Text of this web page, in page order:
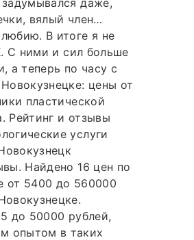
вялый член…
В итоге я не
С ними и сил больше
а теперь по часу с
цены от
пластической
Рейтинг и отзывы
услуги
Найдено 16 цен по
от 5400 до 560000
до 50000 рублей,
опытом в таких